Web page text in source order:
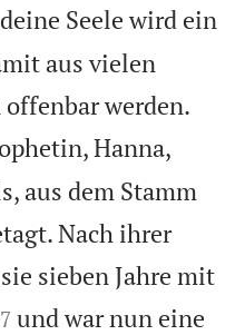
Seele wird ein
aus vielen
offenbar werden.
Hanna,
aus dem Stamm
Nach ihrer
sieben Jahre mit
und war nun eine